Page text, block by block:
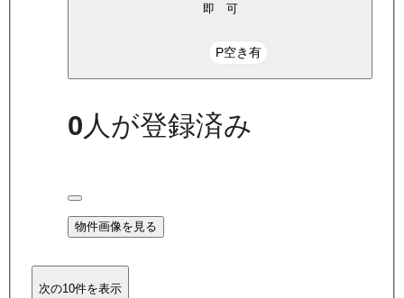
即 可
P空き有
0人が登録済み
物件画像を見る
次の10件を表示